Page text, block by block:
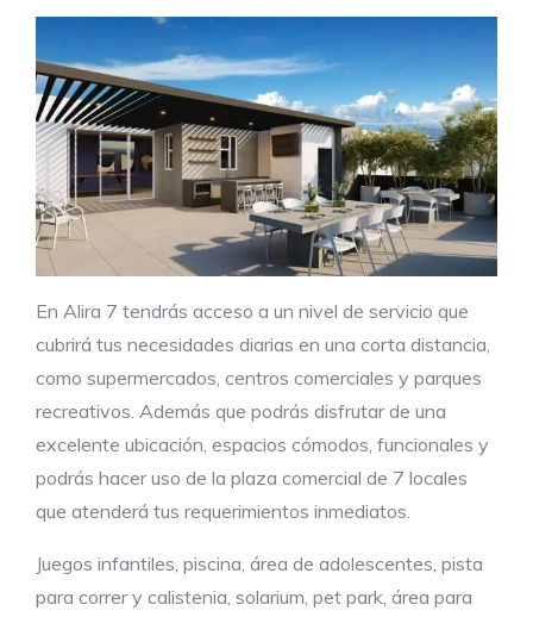
En Alira 7 tendrás acceso a un nivel de servicio que
cubrirá tus necesidades diarias en una corta distancia,
como supermercados, centros comerciales y parques
recreativos. Además que podrás disfrutar de una
excelente ubicación, espacios cómodos, funcionales y
podrás hacer uso de la plaza comercial de 7 locales
que atenderá tus requerimientos inmediatos.
Juegos infantiles, piscina, área de adolescentes, pista
para correr y calistenia, solarium, pet park, área para